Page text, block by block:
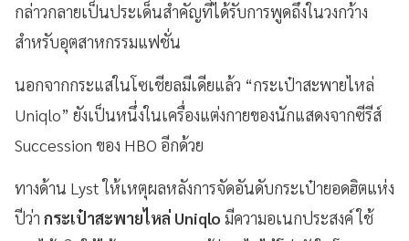
กล่าวกลายเป็นประเด็นสำคัญที่ได้รับการพูดถึงในวงกว้าง
สำหรับอุตสาหกรรมแฟชั่น
นอกจากกระแสในโซเชียลมีเดียแล้ว “กระเป๋าสะพายไหล่
Uniqlo” ยังเป็นหนึ่งในเครื่องแต่งกายของนักแสดงจากซีรีส์
Succession ของ HBO อีกด้วย
ทางด้าน Lyst ให้เหตุผลหลังการจัดอันดับกระเป๋ายอดฮิตแห่ง
ปีว่า กระเป๋าสะพายไหล่ Uniqlo มีความอเนกประสงค์ ใช้